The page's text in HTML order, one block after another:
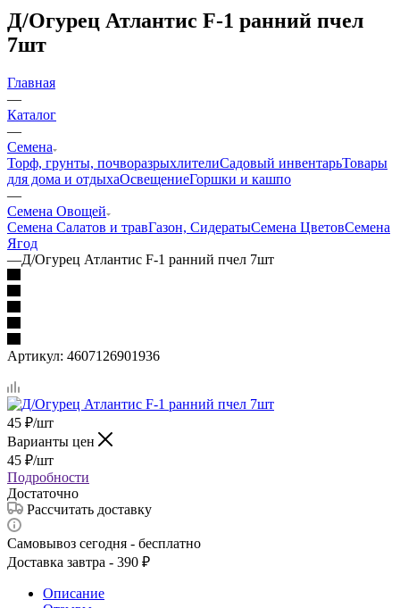
Д/Огурец Атлантис F-1 ранний пчел
7шт
Главная
—
Каталог
—
Семена
Торф, грунты, почворазрыхлителиСадовый инвентарьТовары
для дома и отдыхаОсвещениеГоршки и кашпо
—
Семена Овощей
Семена Салатов и травГазон, СидератыСемена ЦветовСемена
Ягод
—Д/Огурец Атлантис F-1 ранний пчел 7шт
Артикул: 4607126901936
45 ₽/шт
Варианты цен
45 ₽/шт
Подробности
Достаточно
Рассчитать доставку
Самовывоз сегодня - бесплатно
Доставка завтра - 390 ₽
Описание